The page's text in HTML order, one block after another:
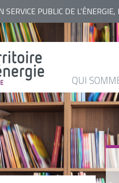
SERVICE PUBLIC DE
QUI